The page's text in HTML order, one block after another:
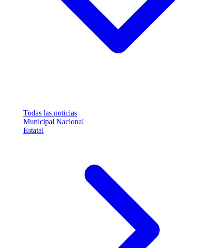
Todas las noticias
Municipal Nacional
Estatal